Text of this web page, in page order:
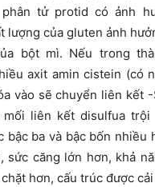
tử protid có ảnh
lượng của gluten ảnh
bột mì. Nếu trong
axit amin cistein (có
vào sẽ chuyển liên kết
liên kết disulfua trội
bậc ba và bậc bốn nhiều
sức căng lớn hơn, khả
hơn, cấu trúc được